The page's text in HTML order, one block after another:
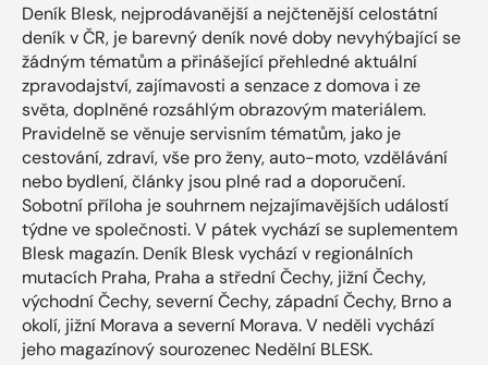
Deník Blesk, nejprodávanější a nejčtenější celostátní
deník v ČR, je barevný deník nové doby nevyhýbající se
žádným tématům a přinášející přehledné aktuální
zpravodajství, zajímavosti a senzace z domova i ze
světa, doplněné rozsáhlým obrazovým materiálem.
Pravidelně se věnuje servisním tématům, jako je
cestování, zdraví, vše pro ženy, auto-moto, vzdělávání
nebo bydlení, články jsou plné rad a doporučení.
Sobotní příloha je souhrnem nejzajímavějších událostí
týdne ve společnosti. V pátek vychází se suplementem
Blesk magazín. Deník Blesk vychází v regionálních
mutacích Praha, Praha a střední Čechy, jižní Čechy,
východní Čechy, severní Čechy, západní Čechy, Brno a
okolí, jižní Morava a severní Morava. V neděli vychází
jeho magazínový sourozenec Nedělní BLESK.